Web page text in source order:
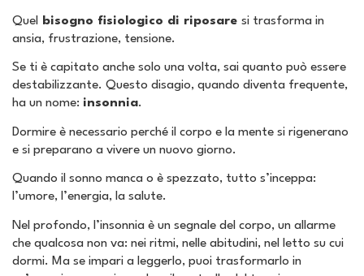
Quel bisogno fisiologico di riposare si trasforma in
ansia, frustrazione, tensione.
Se ti è capitato anche solo una volta, sai quanto può essere
destabilizzante. Questo disagio, quando diventa frequente,
ha un nome: insonnia.
Dormire è necessario perché il corpo e la mente si rigenerano
e si preparano a vivere un nuovo giorno.
Quando il sonno manca o è spezzato, tutto s’inceppa:
l’umore, l’energia, la salute.
Nel profondo, l’insonnia è un segnale del corpo, un allarme
che qualcosa non va: nei ritmi, nelle abitudini, nel letto su cui
dormi. Ma se impari a leggerlo, puoi trasformarlo in